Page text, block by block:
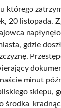
którego
20 listopada.
gdzie
minut
sklepu,
środka,